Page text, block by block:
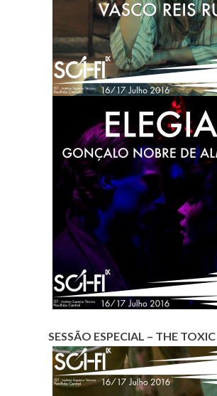
SESSÃO ESPECIAL – THE